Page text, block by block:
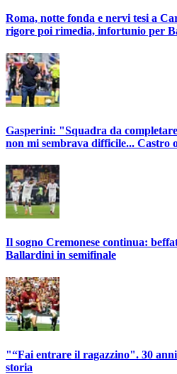
Roma, notte fonda e nervi tesi a
rigore poi rimedia, infortunio per
Gasperini: "Squadra da
non mi sembrava difficile... Castro
Il sogno Cremonese continua:
Ballardini in semifinale
"“Fai entrare il ragazzino". 30
storia